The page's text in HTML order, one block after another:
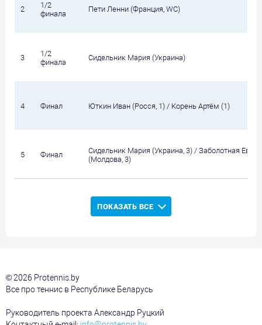
2
1/2
финала
Пети Ленни (Франция, WC)
3
1/2
финала
Сидельник Мария (Украина)
4 Финал Юткин Иван (Росся, 1) / Корень Артём (1)
5 Финал
Сидельник Мария (Украина, 3) / Заболотная Ева
(Молдова, 3)
ПОКАЗАТЬ ВСЕ
© 2026 Protennis.by
Все про теннис в Республике Беларусь
Руководитель проекта Александр Руцкий